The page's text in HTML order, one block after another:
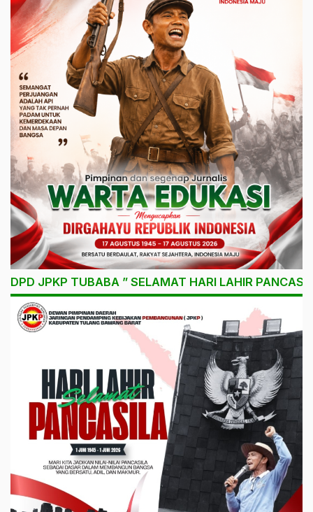
DPD JPKP TUBABA ” SELAMAT HARI LAHIR